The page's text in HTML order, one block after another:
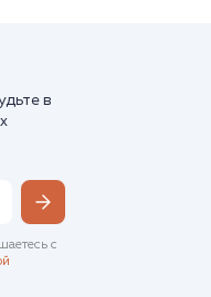
в
с